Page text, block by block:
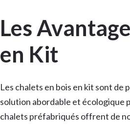
Les
en Kit
Les chalets en bois en kit sont de
solution abordable et écologique
chalets préfabriqués offrent de